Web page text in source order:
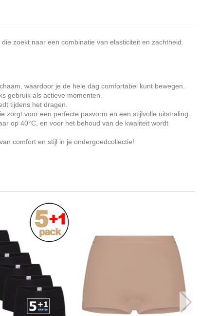
zoekt naar een combinatie van elasticiteit en zachtheid.
waardoor je de hele dag comfortabel kunt bewegen.
gebruik als actieve momenten.
tijdens het dragen.
zorgt voor een perfecte pasvorm en een stijlvolle uitstraling.
op 40°C, en voor het behoud van de kwaliteit wordt
comfort en stijl in je ondergoedcollectie!